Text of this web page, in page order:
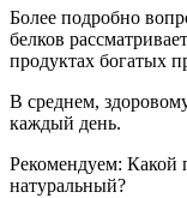
Более подробно
белков
продуктах богатых
В среднем,
каждый день.
Рекомендуем: Какой
натуральный?